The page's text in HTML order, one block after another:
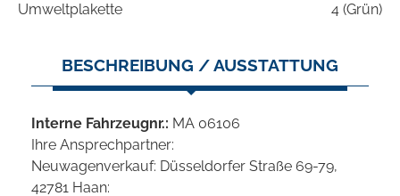
Umweltplakette
4 (Grün)
BESCHREIBUNG / AUSSTATTUNG
Interne Fahrzeugnr.: MA 06106
Ihre Ansprechpartner:
Neuwagenverkauf: Düsseldorfer Straße 69-79,
42781 Haan: